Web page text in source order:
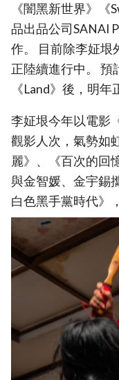
《闇黑新世界》
品出品公司SANAI
作。 目前除李姃垠
正陸續進行中。 預
《Land》後，明年
李姃垠今年以電影
觀影人次，氣勢如
麗》、《百次的回
與金智媛、金宇錫
白色黑手黨時代》